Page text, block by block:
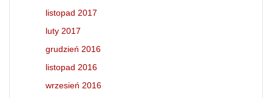
listopad 2017
luty 2017
grudzień 2016
listopad 2016
wrzesień 2016